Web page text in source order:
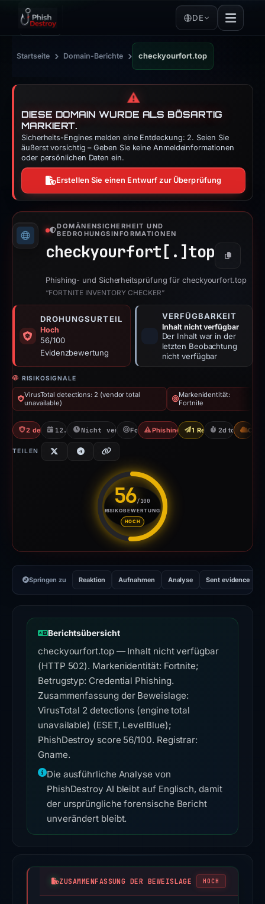
DE
Startseite › Domain-Berichte › checkyourfort.top
⚠️
DIESE DOMAIN WURDE ALS BÖSARTIG
MARKIERT.
Sicherheits-Engines melden eine Entdeckung: 2. Seien Sie
äußerst vorsichtig – Geben Sie keine Anmeldeinformationen
oder persönlichen Daten ein.
Erstellen Sie einen Entwurf zur Überprüfung
DOMÄNENSICHERHEIT UND
BEDROHUNGSINFORMATIONEN
checkyourfort[.] top Kopieren
Phishing- und Sicherheitsprüfung für checkyourfort.top
“FORTNITE INVENTORY CHECKER”
DROHUNGSURTEIL
Hoch
56/100
Evidenzbewertung
VERFÜGBARKEIT
Inhalt nicht verfügbar
Der Inhalt war in der
letzten Beobachtung
nicht verfügbar
RISIKOSIGNALE
VirusTotal detections: 2 (vendor total
unavailable)
Markenidentität:
Fortnite
2 detections VT12.05.2026Nicht verfügbar seit 15.05.2026
FortnitePhishing nach Zugangsdaten
1 Report Sent
2d to CDN
TEILEN
56/100
RISIKOBEWERTUNG
HOCH
Risikobewertung: 56 von
Springen zu Reaktion Aufnahmen Analyse Sent evidence
Berichtsübersicht
checkyourfort.top — Inhalt nicht verfügbar
(HTTP 502). Markenidentität: Fortnite;
Betrugstyp: Credential Phishing.
Zusammenfassung der Beweislage:
VirusTotal 2 detections (engine total
unavailable) (ESET, LevelBlue);
PhishDestroy score 56/100. Registrar:
Gname.
Die ausführliche Analyse von
PhishDestroy AI bleibt auf Englisch, damit
der ursprüngliche forensische Bericht
unverändert bleibt.
ZUSAMMENFASSUNG DER BEWEISLAGE HOCH